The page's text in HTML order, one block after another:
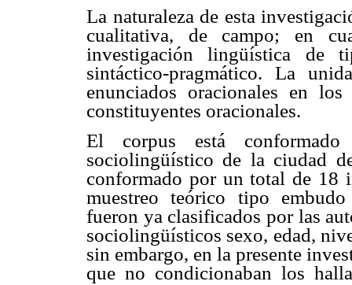
La naturaleza de esta
cualitativa, de campo; en
investigación lingüística de
sintáctico-pragmático. La
enunciados oracionales en
constituyentes oracionales.
El corpus está
sociolingüístico de la ciudad
conformado por un total de 18
muestreo teórico tipo
fueron ya clasificados por las
sociolingüísticos sexo, edad,
sin embargo, en la presente
que no condicionaban los